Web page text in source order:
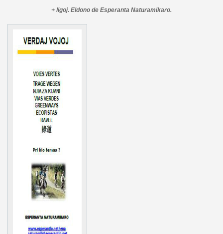
+ ligoj. Eldono de Esperanta Naturamikaro.